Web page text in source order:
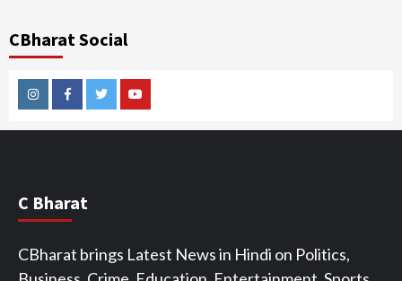
CBharat Social
InstagramFacebookTwitterYoutube
C Bharat
CBharat brings Latest News in Hindi on Politics,